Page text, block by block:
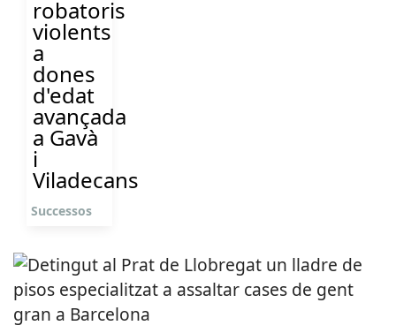
robatoris
violents
a
dones
d'edat
avançada
a Gavà
i
Viladecans
Successos